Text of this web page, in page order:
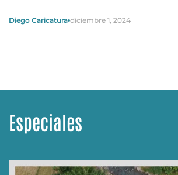
Diego Caricatura diciembre 1, 2024
Especiales